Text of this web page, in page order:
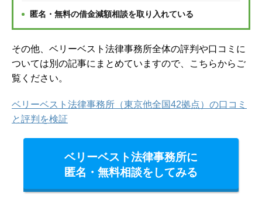
匿名・無料の借金減額相談を取り入れている
その他、ベリーベスト法律事務所全体の評判や口コミに
ついては別の記事にまとめていますので、こちらからご
覧ください。
ベリーベスト法律事務所（東京他全国42拠点）の口コミ
と評判を検証
ベリーベスト法律事務所に
匿名・無料相談をしてみる